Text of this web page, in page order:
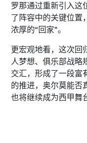
罗那通过重新引入这
了阵容中的关键位置
浓厚的“回家”。
更宏观地看，这次回
人梦想、俱乐部战略
交汇，形成了一段富
的推进，奥尔莫能否
也将继续成为西甲舞